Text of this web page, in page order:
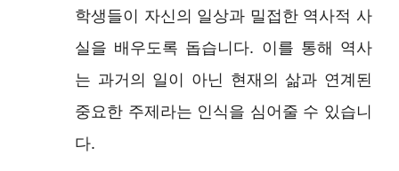
학생들이 자신의 일상과 밀접한 역사적 사
실을 배우도록 돕습니다. 이를 통해 역사
는 과거의 일이 아닌 현재의 삶과 연계된
중요한 주제라는 인식을 심어줄 수 있습니
다.